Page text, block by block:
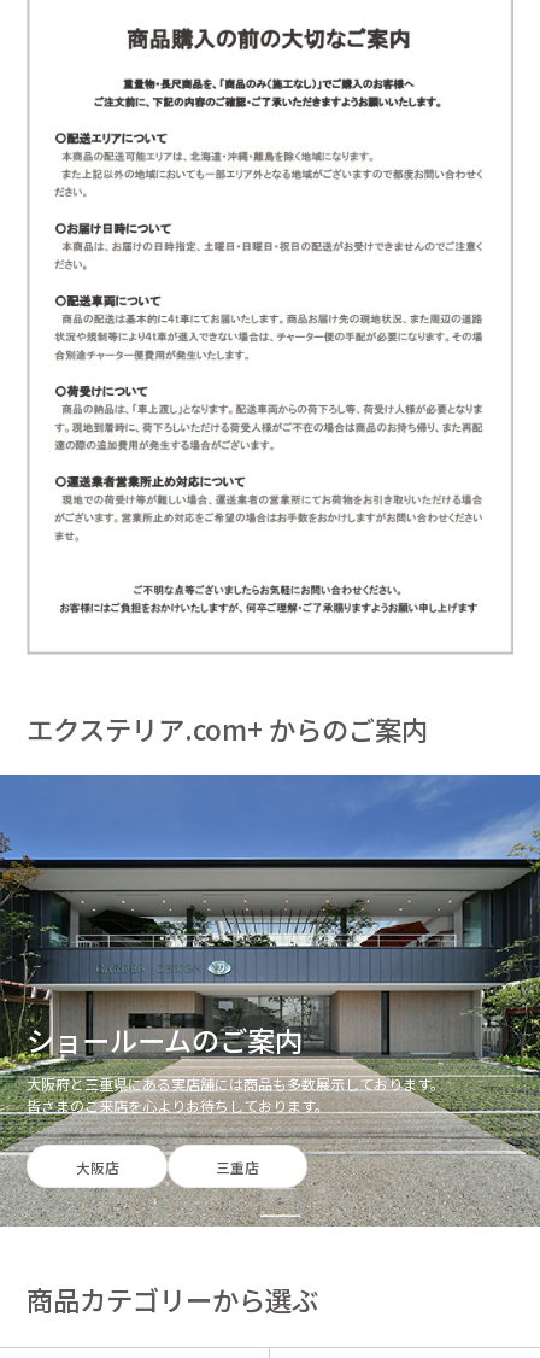
エクステリア.com+ からのご案内
ショールームのご案内
大阪府と三重県にある実店舗には商品も多数展示しております。
皆さまのご来店を心よりお待ちしております。
大阪店 三重店
商品カテゴリーから選ぶ